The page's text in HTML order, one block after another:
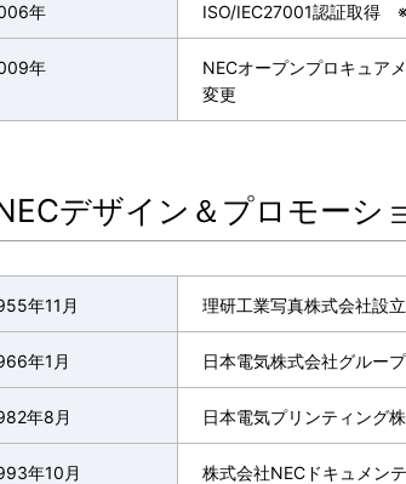
年 ISO/IEC27001認証取得
年
NECオープンプロキュア
変更
デザイン＆プロモーシ
年11月 理研工業写真株式会社設立
年1月 日本電気株式会社グルー
年8月 日本電気プリンティング
年10月 株式会社NECドキュメン